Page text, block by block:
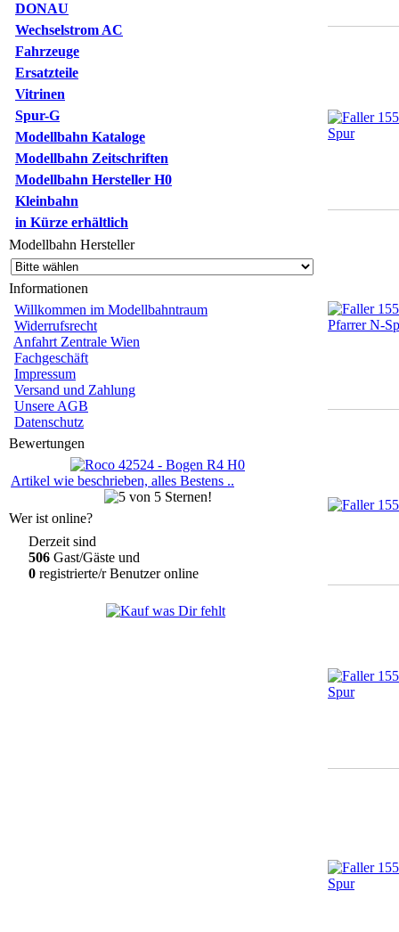
DONAU
Wechselstrom AC
Fahrzeuge
Ersatzteile
Vitrinen
Spur-G
Modellbahn Kataloge
Modellbahn Zeitschriften
Modellbahn Hersteller H0
Kleinbahn
in Kürze erhältlich
Modellbahn Hersteller
Informationen
Willkommen im Modellbahntraum
Widerrufsrecht
Anfahrt Zentrale Wien
Fachgeschäft
Impressum
Versand und Zahlung
Unsere AGB
Datenschutz
Bewertungen
Artikel wie beschrieben, alles Bestens ..
Wer ist online?
Derzeit sind
506 Gast/Gäste und
0 registrierte/r Benutzer online